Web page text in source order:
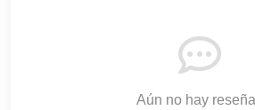
Aún no hay